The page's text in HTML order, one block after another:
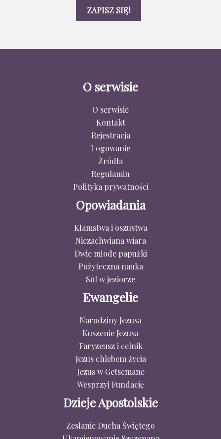
O serwisie
O serwisie
Kontakt
Rejestracja
Logowanie
Źródła
Regulamin
Polityka prywatności
Opowiadania
Kłamstwa i oszustwa
Niezachwiana wiara
Dwie młode papużki
Pożyteczna nauka
Sól w jeziorze
Ewangelie
Narodziny Jezusa
Kuszenie Jezusa
Faryzeusz i celnik
Jezus chlebem życia
Jezus w Getsemane
Wesprzyj Fundację
Dzieje Apostolskie
Zesłanie Ducha Świętego